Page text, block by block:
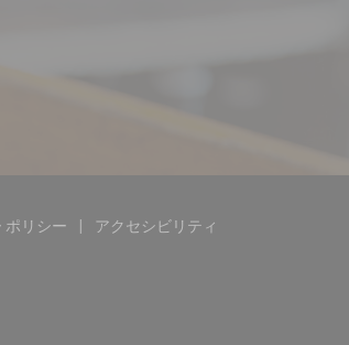
開きます))
ポリシー
((新しいウィンドウで開きます))
アクセシビリティ
((新しいウィンドウで開き